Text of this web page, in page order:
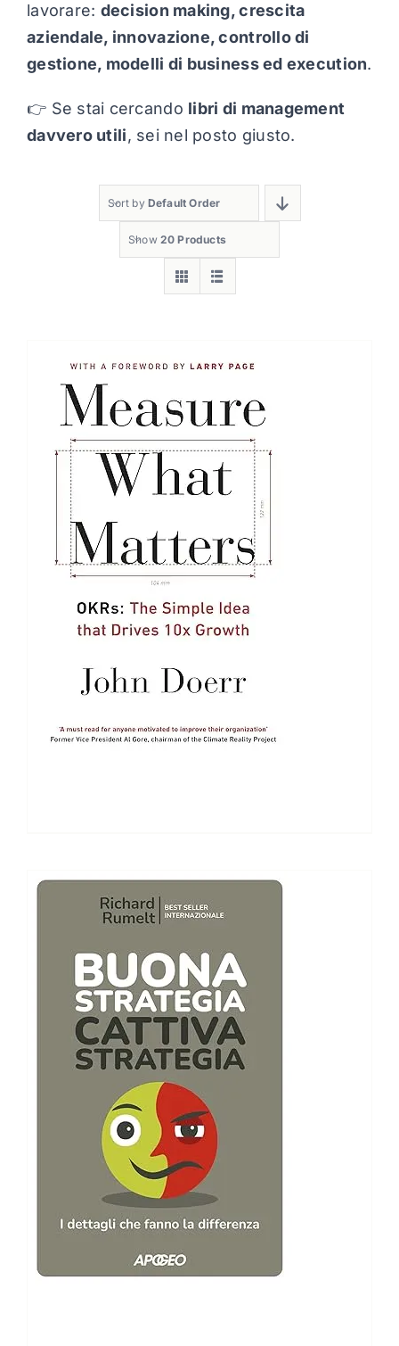
lavorare: decision making, crescita
aziendale, innovazione, controllo di
gestione, modelli di business ed execution.
👉 Se stai cercando libri di management
davvero utili, sei nel posto giusto.
Sort by Default Order
Show 20 Products